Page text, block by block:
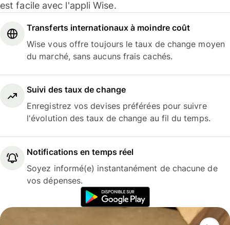
est facile avec l'appli Wise.
Transferts internationaux à moindre coût
Wise vous offre toujours le taux de change moyen
du marché, sans aucuns frais cachés.
Suivi des taux de change
Enregistrez vos devises préférées pour suivre
l'évolution des taux de change au fil du temps.
Notifications en temps réel
Soyez informé(e) instantanément de chacune de
vos dépenses.